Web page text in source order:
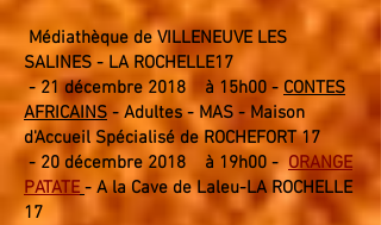
Médiathèque de VILLENEUVE LES
SALINES - LA ROCHELLE17
- 21 décembre 2018 à 15h00 - CONTES
AFRICAINS - Adultes - MAS - Maison
d'Accueil Spécialisé de ROCHEFORT 17
- 20 décembre 2018 à 19h00 - ORANGE
PATATE - A la Cave de Laleu-LA ROCHELLE
17